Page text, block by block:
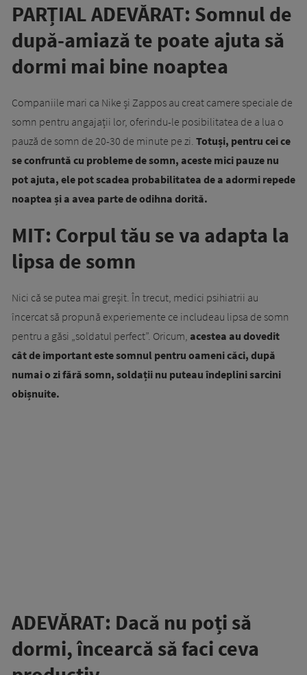
PARȚIAL ADEVĂRAT: Somnul de
după-amiază te poate ajuta să
dormi mai bine noaptea
Companiile mari ca Nike și Zappos au creat camere speciale de
somn pentru angajații lor, oferindu-le posibilitatea de a lua o
pauză de somn de 20-30 de minute pe zi. Totuși, pentru cei ce
se confruntă cu probleme de somn, aceste mici pauze nu
pot ajuta, ele pot scadea probabilitatea de a adormi repede
noaptea și a avea parte de odihna dorită.
MIT: Corpul tău se va adapta la
lipsa de somn
Nici că se putea mai greșit. În trecut, medici psihiatrii au
încercat să propună experiemente ce includeau lipsa de somn
pentru a găsi „soldatul perfect”. Oricum, acestea au dovedit
cât de important este somnul pentru oameni căci, după
numai o zi fără somn, soldații nu puteau îndeplini sarcini
obișnuite.
ADEVĂRAT: Dacă nu poți să
dormi, încearcă să faci ceva